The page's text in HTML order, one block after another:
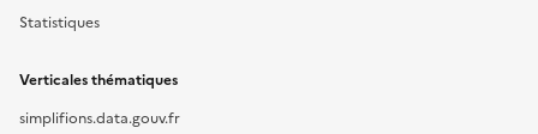
Statistiques
Verticales thématiques
simplifions.data.gouv.fr